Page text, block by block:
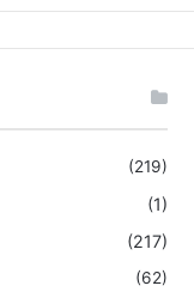
(219)
(1)
(217)
(62)